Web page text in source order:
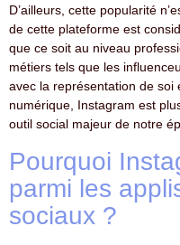
D’ailleurs, cette popularité
de cette plateforme est
que ce soit au niveau
métiers tels que les
avec la représentation de soi
numérique, Instagram est
outil social majeur de notre
Pourquoi
parmi les
sociaux ?